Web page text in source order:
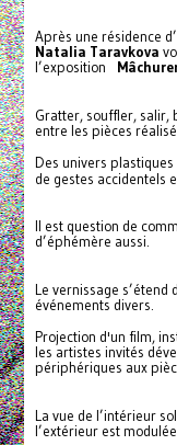
Après une résidence
Natalia Taravkova
l’exposition
Gratter, souffler, salir,
entre les pièces
Des univers
de gestes accidentels
Il est question de
d’éphémère aussi.
Le vernissage s’étend
événements divers.
Projection d'un film,
les artistes invités
périphériques aux
La vue de l’intérieur
l’extérieur est